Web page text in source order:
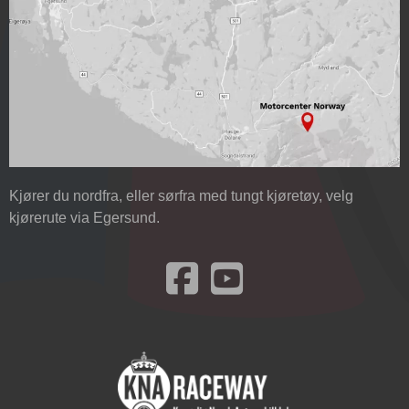
Kjører du nordfra, eller sørfra med tungt kjøretøy, velg
kjørerute via Egersund.
Besøk oss på Facebook